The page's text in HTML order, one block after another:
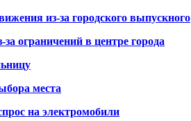
из-за городского выпускного
ограничений в центре города
места
на электромобили